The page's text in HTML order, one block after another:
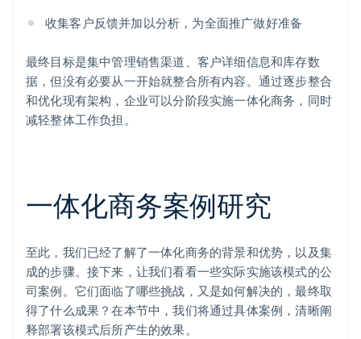
收集客户反馈并加以分析，为全面推广做好准备
最终目标是集中管理销售渠道、客户详细信息和库存数
据，但没有必要从一开始就整合所有内容。通过逐步整合
和优化现有架构，企业可以分阶段实施一体化商务，同时
减轻整体工作负担。
一体化商务案例研究
至此，我们已经了解了一体化商务的背景和优势，以及集
成的步骤。接下来，让我们看看一些实际实施该模式的公
司案例。它们面临了哪些挑战，又是如何解决的，最终取
得了什么成果？在本节中，我们将通过具体案例，清晰阐
释部署该模式后所产生的效果。